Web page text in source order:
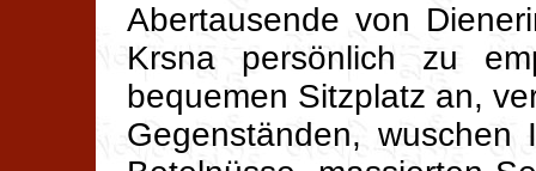
Abertausende von
Krsna persönlich zu
bequemen Sitzplatz an,
Gegenständen,